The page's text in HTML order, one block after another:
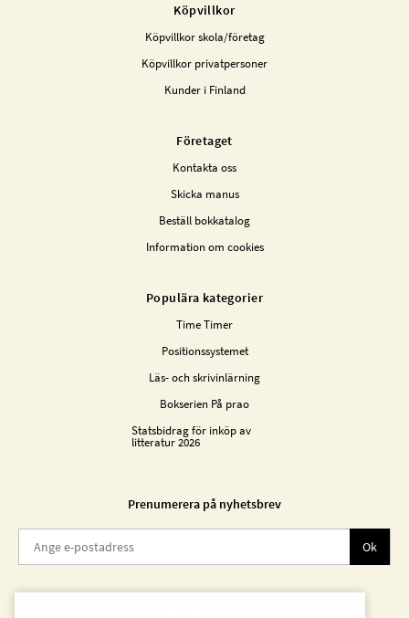
Köpvillkor
Köpvillkor skola/företag
Köpvillkor privatpersoner
Kunder i Finland
Företaget
Kontakta oss
Skicka manus
Beställ bokkatalog
Information om cookies
Populära kategorier
Time Timer
Positionssystemet
Läs- och skrivinlärning
Bokserien På prao
Statsbidrag för inköp av
litteratur 2026
Prenumerera på nyhetsbrev
Ok